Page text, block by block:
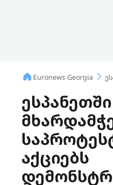
Euronews Georgia
აქციებს